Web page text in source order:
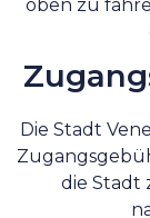
die Stadt